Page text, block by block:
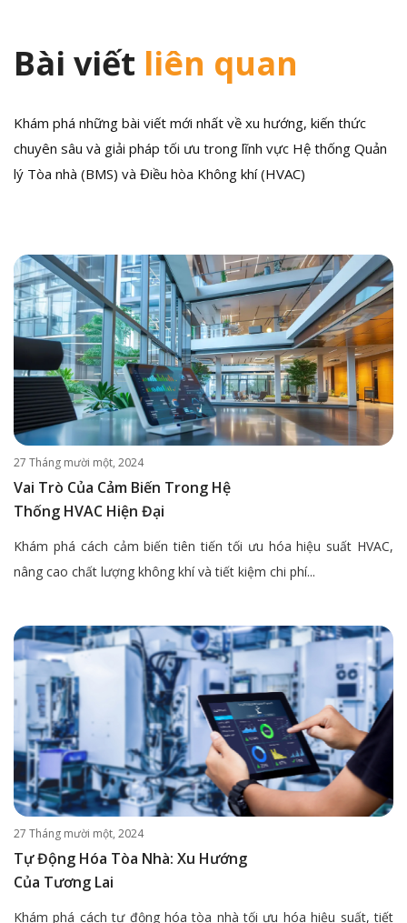
Bài viết liên quan
Khám phá những bài viết mới nhất về xu hướng, kiến thức
chuyên sâu và giải pháp tối ưu trong lĩnh vực Hệ thống Quản
lý Tòa nhà (BMS) và Điều hòa Không khí (HVAC)
27 Tháng mười một, 2024
Vai Trò Của Cảm Biến Trong Hệ
Thống HVAC Hiện Đại
Khám phá cách cảm biến tiên tiến tối ưu hóa hiệu suất HVAC,
nâng cao chất lượng không khí và tiết kiệm chi phí...
27 Tháng mười một, 2024
Tự Động Hóa Tòa Nhà: Xu Hướng
Của Tương Lai
Khám phá cách tự động hóa tòa nhà tối ưu hóa hiệu suất, tiết